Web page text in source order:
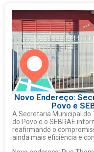
Novo Endereço:
Povo e
A Secretaria Municipal do
do Povo e o SEBRAE
reafirmando o
ainda mais eficiência e